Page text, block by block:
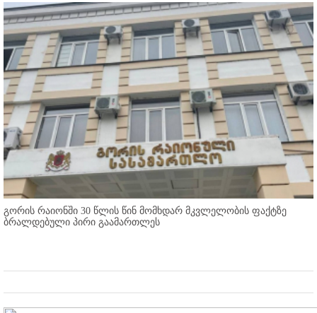
გორის რაიონში 30 წლის წინ მომხდარ მკვლელობის ფაქტზე
ბრალდებული პირი გაამართლეს